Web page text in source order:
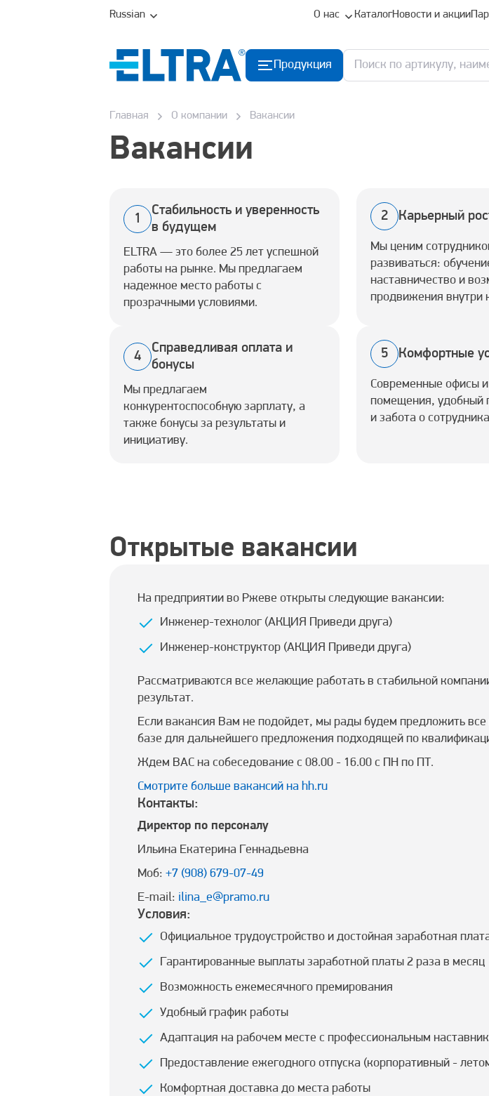
Russian О нас КаталогНовости и акции
Продукция
Главная О компании Вакансии
Вакансии
1
Стабильность и уверенность
в будущем
ELTRA — это более 25 лет успешной
работы на рынке. Мы предлагаем
надежное место работы с
прозрачными условиями.
2 Карьерный
Мы ценим
развиваться:
наставничество и
продвижения внутри
4
Справедливая оплата и
бонусы
Мы предлагаем
конкурентоспособную зарплату, а
также бонусы за результаты и
инициативу.
5 Комфортные
Современные офисы
помещения, удобный
и забота о
Открытые вакансии
На предприятии во Ржеве открыты следующие вакансии:
Инженер-технолог (АКЦИЯ Приведи друга)
Инженер-конструктор (АКЦИЯ Приведи друга)
Рассматриваются все желающие работать в стабильной
результат.
Если вакансия Вам не подойдет, мы рады будем предложить
базе для дальнейшего предложения подходящей по
Ждем ВАС на собеседование с 08.00 - 16.00 с ПН по ПТ.
Смотрите больше вакансий на hh.ru
Контакты:
Директор по персоналу
Ильина Екатерина Геннадьевна
Моб: +7 (908) 679-07-49
E-mail: ilina_e@pramo.ru
Условия:
Официальное трудоустройство и достойная заработная
Гарантированные выплаты заработной платы 2 раза в месяц
Возможность ежемесячного премирования
Удобный график работы
Адаптация на рабочем месте с профессиональным
Предоставление ежегодного отпуска (корпоративный -
Комфортная доставка до места работы